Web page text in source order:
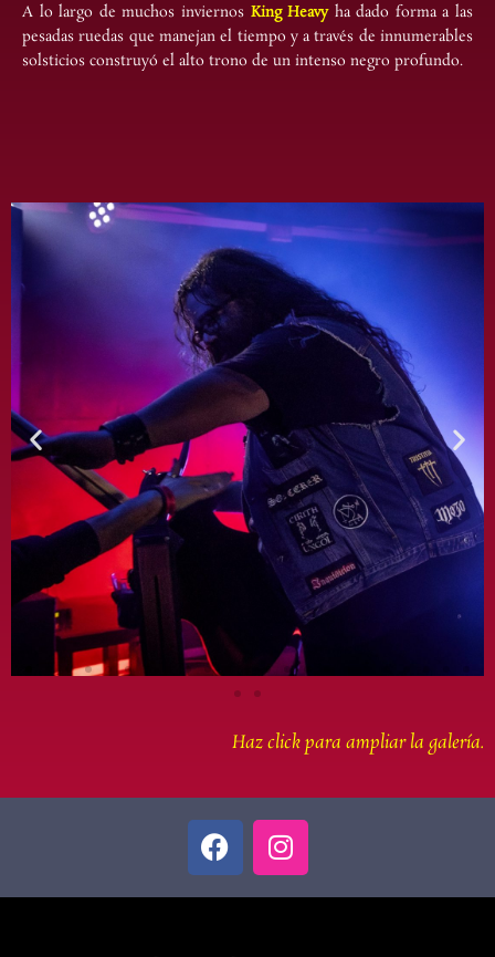
A lo largo de muchos inviernos King Heavy ha dado forma a las
pesadas ruedas que manejan el tiempo y a través de innumerables
solsticios construyó el alto trono de un intenso negro profundo.
Haz click para ampliar la galería.
F
a
I
n